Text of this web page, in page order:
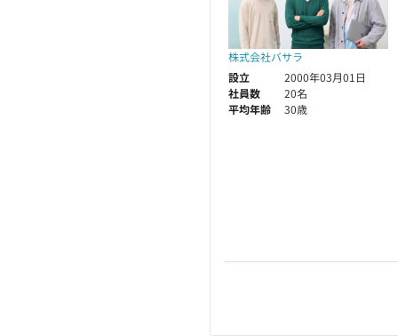
株式会社バサラ
設立
2000年03月01日
社員数
20名
平均年齢
30歳